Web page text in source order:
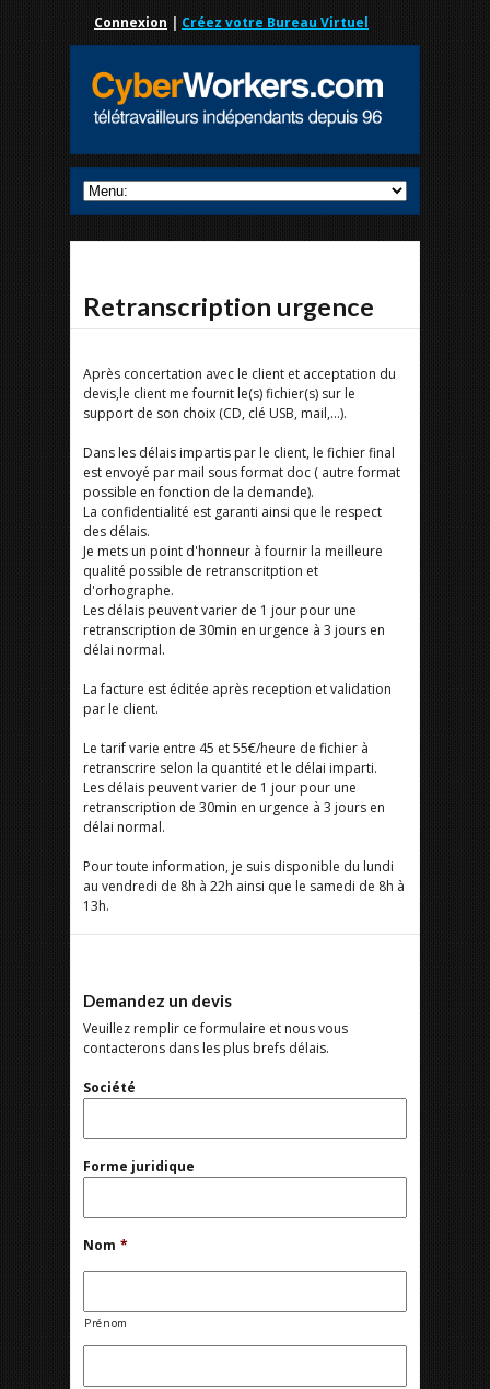
Connexion | Créez votre Bureau Virtuel
Retranscription urgence
Après concertation avec le client et acceptation du
devis,le client me fournit le(s) fichier(s) sur le
support de son choix (CD, clé USB, mail,...).
Dans les délais impartis par le client, le fichier final
est envoyé par mail sous format doc ( autre format
possible en fonction de la demande).
La confidentialité est garanti ainsi que le respect
des délais.
Je mets un point d'honneur à fournir la meilleure
qualité possible de retranscritption et
d'orhographe.
Les délais peuvent varier de 1 jour pour une
retranscription de 30min en urgence à 3 jours en
délai normal.
La facture est éditée après reception et validation
par le client.
Le tarif varie entre 45 et 55€/heure de fichier à
retranscrire selon la quantité et le délai imparti.
Les délais peuvent varier de 1 jour pour une
retranscription de 30min en urgence à 3 jours en
délai normal.
Pour toute information, je suis disponible du lundi
au vendredi de 8h à 22h ainsi que le samedi de 8h à
13h.
Demandez un devis
Veuillez remplir ce formulaire et nous vous
contacterons dans les plus brefs délais.
Société
Forme juridique
Nom *
Prénom